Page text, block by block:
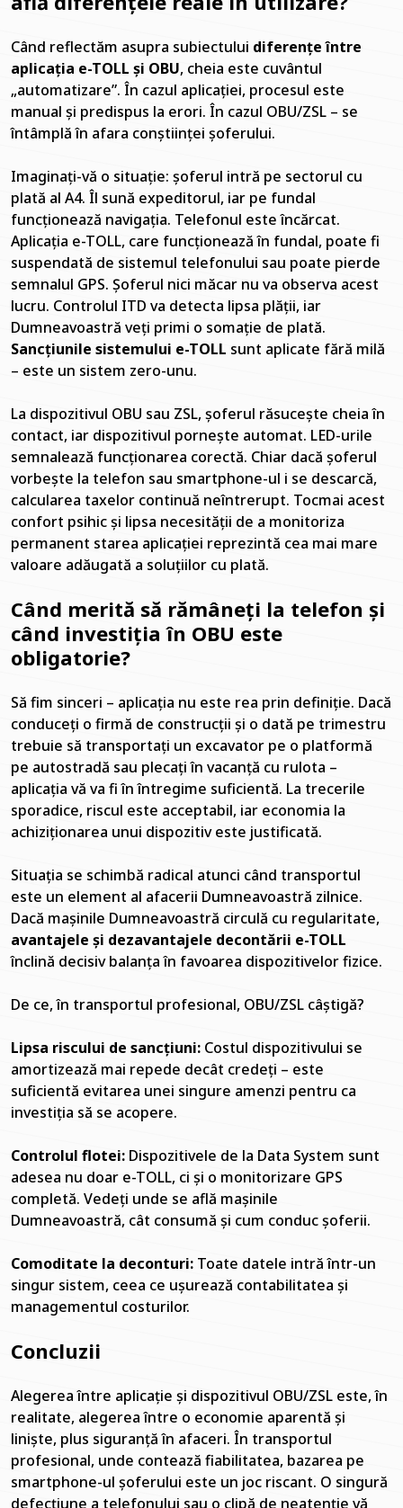
Când reflectăm asupra subiectului diferențe între
aplicația e-TOLL și OBU, cheia este cuvântul
„automatizare”. În cazul aplicației, procesul este
manual și predispus la erori. În cazul OBU/ZSL – se
întâmplă în afara conștiinței șoferului.
Imaginați-vă o situație: șoferul intră pe sectorul cu
plată al A4. Îl sună expeditorul, iar pe fundal
funcționează navigația. Telefonul este încărcat.
Aplicația e-TOLL, care funcționează în fundal, poate fi
suspendată de sistemul telefonului sau poate pierde
semnalul GPS. Șoferul nici măcar nu va observa acest
lucru. Controlul ITD va detecta lipsa plății, iar
Dumneavoastră veți primi o somație de plată.
Sancțiunile sistemului e-TOLL sunt aplicate fără milă
– este un sistem zero-unu.
La dispozitivul OBU sau ZSL, șoferul răsucește cheia în
contact, iar dispozitivul pornește automat. LED-urile
semnalează funcționarea corectă. Chiar dacă șoferul
vorbește la telefon sau smartphone-ul i se descarcă,
calcularea taxelor continuă neîntrerupt. Tocmai acest
confort psihic și lipsa necesității de a monitoriza
permanent starea aplicației reprezintă cea mai mare
valoare adăugată a soluțiilor cu plată.
Când merită să rămâneți la telefon și
când investiția în OBU este
obligatorie?
Să fim sinceri – aplicația nu este rea prin definiție. Dacă
conduceți o firmă de construcții și o dată pe trimestru
trebuie să transportați un excavator pe o platformă
pe autostradă sau plecați în vacanță cu rulota –
aplicația vă va fi în întregime suficientă. La trecerile
sporadice, riscul este acceptabil, iar economia la
achiziționarea unui dispozitiv este justificată.
Situația se schimbă radical atunci când transportul
este un element al afacerii Dumneavoastră zilnice.
Dacă mașinile Dumneavoastră circulă cu regularitate,
avantajele și dezavantajele decontării e-TOLL
înclină decisiv balanța în favoarea dispozitivelor fizice.
De ce, în transportul profesional, OBU/ZSL câștigă?
Lipsa riscului de sancțiuni: Costul dispozitivului se
amortizează mai repede decât credeți – este
suficientă evitarea unei singure amenzi pentru ca
investiția să se acopere.
Controlul flotei: Dispozitivele de la Data System sunt
adesea nu doar e-TOLL, ci și o monitorizare GPS
completă. Vedeți unde se află mașinile
Dumneavoastră, cât consumă și cum conduc șoferii.
Comoditate la deconturi: Toate datele intră într-un
singur sistem, ceea ce ușurează contabilitatea și
managementul costurilor.
Concluzii
Alegerea între aplicație și dispozitivul OBU/ZSL este, în
realitate, alegerea între o economie aparentă și
liniște, plus siguranță în afaceri. În transportul
profesional, unde contează fiabilitatea, bazarea pe
smartphone-ul șoferului este un joc riscant. O singură
defecțiune a telefonului sau o clipă de neatenție vă